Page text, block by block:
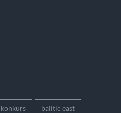
konkurs balitic east